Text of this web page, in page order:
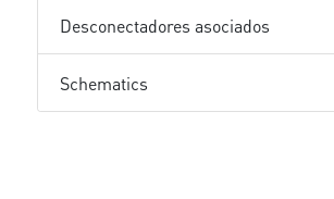
Desconectadores asociados
Schematics